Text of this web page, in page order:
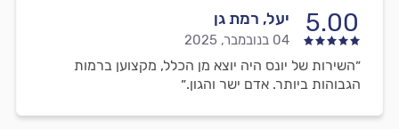
5.00 יעל, רמת גן
04 בנובמבר, 2025
״השירות של יונס היה יוצא מן הכלל, מקצוען ברמות
הגבוהות ביותר. אדם ישר והגון.״